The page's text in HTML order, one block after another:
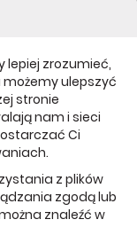
plus
minimalistyczny
6/6s Plus przed
lepiej zrozumieć,
możemy ulepszyć
stronie
nam i sieci
Ci
z plików
zgodą lub
znaleźć w